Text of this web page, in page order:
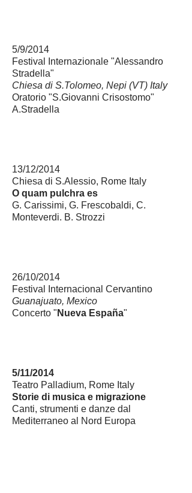
5/9/2014
Festival Internazionale "Alessandro
Stradella"
Chiesa di S.Tolomeo, Nepi (VT) Italy
Oratorio "S.Giovanni Crisostomo"
A.Stradella
13/12/2014
Chiesa di S.Alessio, Rome Italy
O quam pulchra es
G. Carissimi, G. Frescobaldi, C.
Monteverdi. B. Strozzi
26/10/2014
Festival Internacional Cervantino
Guanajuato, Mexico
Concerto " Nueva España"
5/11/2014
Teatro Palladium, Rome Italy
Storie di musica e migrazione
Canti, strumenti e danze dal
Mediterraneo al Nord Europa